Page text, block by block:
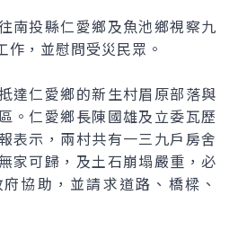
投縣仁愛鄉及魚池鄉視察九
作，並慰問受災民眾。
仁愛鄉的新生村眉原部落與
。仁愛鄉長陳國雄及立委瓦歷
表示，兩村共有一三九戶房舍
家可歸，及土石崩塌嚴重，必
協助，並請求道路、橋樑、